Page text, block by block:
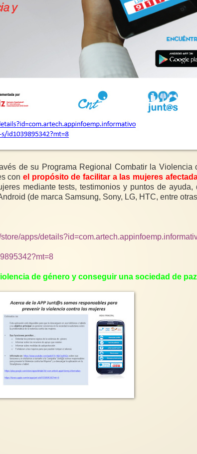
de su Programa Regional Combatir la
con el propósito de facilitar a las mujeres
mediante tests, testimonios y puntos de
(de marca Samsung, Sony, LG, HTC, entre
apps/
de género y conseguir una sociedad de